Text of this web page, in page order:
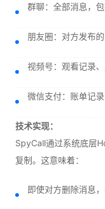
群聊：全部消息，
朋友圈：对方发布
视频号：观看记录
微信支付：账单记
技术实现：
SpyCall通过系统底层
复制。这意味着：
即使对方删除消息